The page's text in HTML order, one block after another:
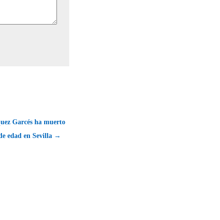
Garcés ha muerto
edad en Sevilla →